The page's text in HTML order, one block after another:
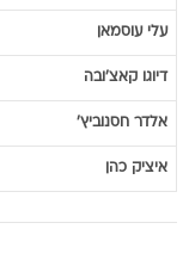
עלי עוסמאן
דיוגו קאצ'ובה
אלדר חסנוביץ'
איציק כהן